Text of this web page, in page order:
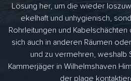
Lösung her, um die wieder
ekelhaft und unhygienisch,
Rohrleitungen und
sich auch in anderen Räumen
und zu vermehren, weshalb
Kammerjäger in Wilhelmshaven
der plage